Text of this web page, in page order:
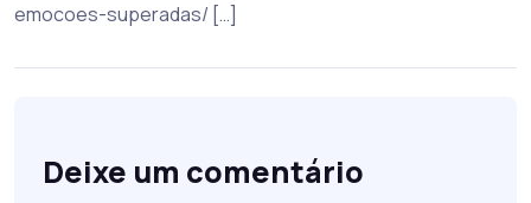
emocoes-superadas/ […]
Deixe um comentário